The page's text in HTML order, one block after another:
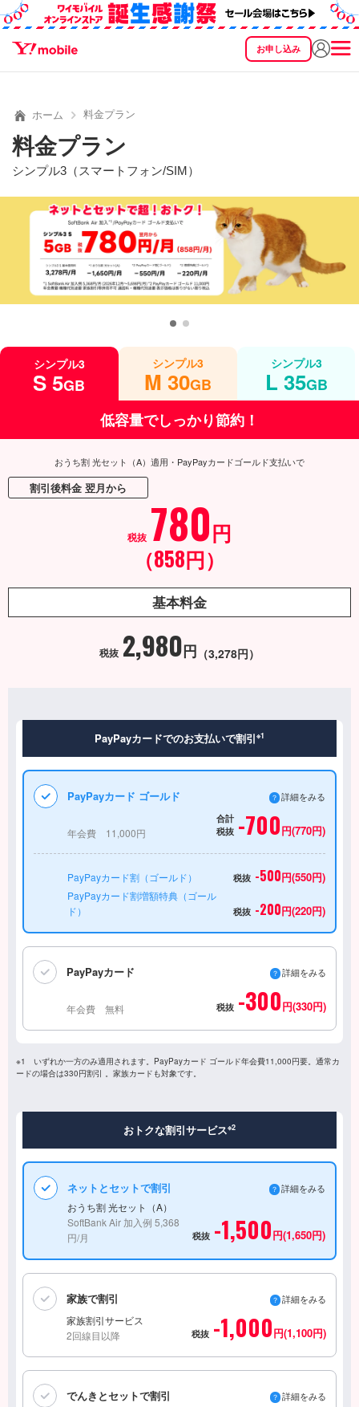
お申し込み
SEARCH
ホーム 料金プラン
料金プラン
シンプル3（スマートフォン/SIM）
シンプル3
S 5GB
シンプル3
M 30GB
シンプル3
L 35GB
低容量でしっかり節約！
おうち割 光セット（A）適用・PayPayカードゴールド支払いで
割引後料金 翌月から
税抜 780円
（858円）
基本料金
税抜 2,980円 （3,278円）
PayPayカードでのお支払いで割引※1
PayPayカード ゴールド 詳細をみる
年会費 11,000円
合計
税抜 -700円(770円)
PayPayカード割（ゴールド） 税抜 -500円(550円)
PayPayカード割増額特典（ゴール
ド）
税抜 -200円(220円)
PayPayカード 詳細をみる
年会費 無料 税抜 -300円(330円)
※1 いずれか一方のみ適用されます。PayPayカード ゴールド年会費11,000円要。通常カ
ードの場合は330円割引 。家族カードも対象です。
おトクな割引サービス※2
ネットとセットで割引 詳細をみる
おうち割 光セット（A）
SoftBank Air 加入例 5,368
円/月
税抜 -1,500円(1,650円)
家族で割引 詳細をみる
家族割引サービス
2回線目以降
税抜 -1,000円(1,100円)
でんきとセットで割引 詳細をみる